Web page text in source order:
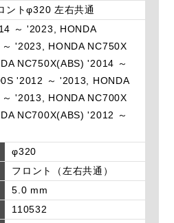
ントφ320 左右共通
～ '2023, HONDA
'2023, HONDA NC750X
NC750X(ABS) '2014 ～
'2012 ～ '2013, HONDA
'2013, HONDA NC700X
NC700X(ABS) '2012 ～
φ320
フロント（左右共通）
5.0 mm
110532